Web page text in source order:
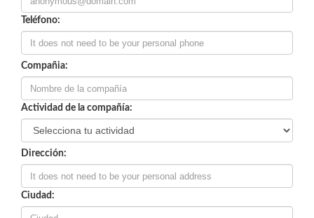
Teléfono:
Compañia:
Actividad de la compañía:
Dirección:
Ciudad: